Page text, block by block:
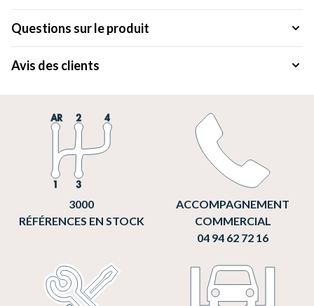
Questions sur le produit
Avis des clients
3000
RÉFÉRENCES EN STOCK
ACCOMPAGNEMENT
COMMERCIAL
04 94 62 72 16